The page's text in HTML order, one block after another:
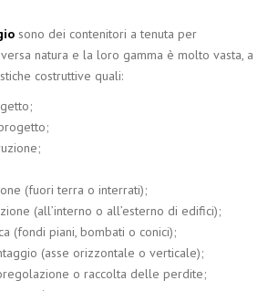
sono dei contenitori a tenuta per
natura e la loro gamma è molto vasta, a
costruttive quali:
(fuori terra o interrati);
(all’interno o all’esterno di edifici);
(fondi piani, bombati o conici);
(asse orizzontale o verticale);
o raccolta delle perdite;